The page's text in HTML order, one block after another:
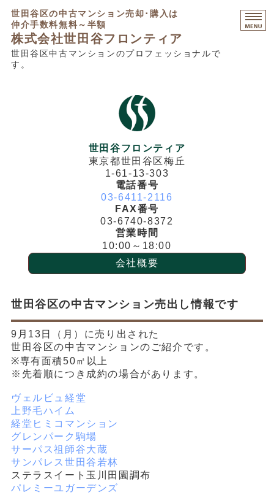
世田谷区の中古マンション売却･購入は
仲介手数料無料～半額
株式会社世田谷フロンティア
世田谷区中古マンションのプロフェッショナルで
す。
不動産コンサルティング
販売中物件・募集不動産
世田谷フロンティア
東京都世田谷区梅丘
1-61-13-303
電話番号
03-6411-2116
FAX番号
03-6740-8372
営業時間
10:00～18:00
会社概要
世田谷区の中古マンション売出し情報です
9月13日（月）に売り出された
世田谷区の中古マンションのご紹介です。
※専有面積50㎡以上
※先着順につき成約の場合があります。
ヴェルビュ経堂
上野毛ハイム
経堂ヒミコマンション
グレンパーク駒場
サーパス祖師谷大蔵
サンパレス世田谷若林
ステラスイート玉川田園調布
パレミーユガーデンズ